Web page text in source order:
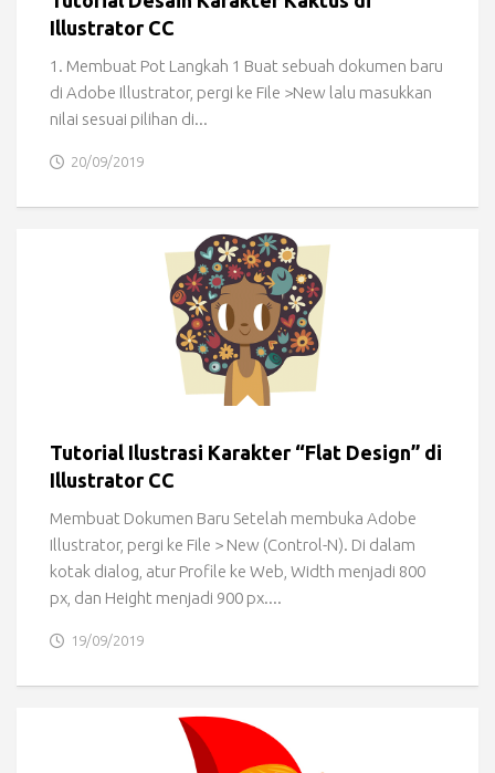
Illustrator CC
1. Membuat Pot Langkah 1 Buat sebuah dokumen baru
di Adobe Illustrator, pergi ke File >New lalu masukkan
nilai sesuai pilihan di...
20/09/2019
Tutorial Ilustrasi Karakter “Flat Design” di
Illustrator CC
Membuat Dokumen Baru Setelah membuka Adobe
Illustrator, pergi ke File > New (Control-N). Di dalam
kotak dialog, atur Profile ke Web, Width menjadi 800
px, dan Height menjadi 900 px....
19/09/2019